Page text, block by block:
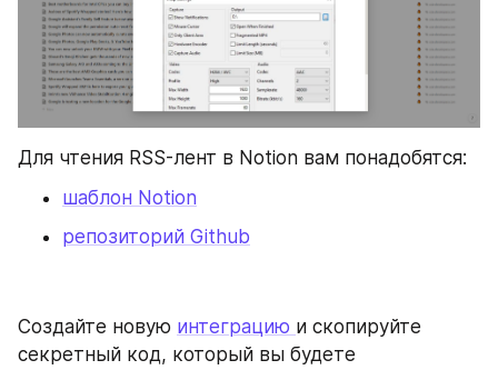
Для чтения RSS-лент в Notion вам понадобятся:
шаблон Notion
репозиторий Github
Создайте новую интеграцию и скопируйте
секретный код, который вы будете